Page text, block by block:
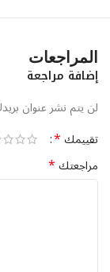
الجودة والضمان:
متابعة احترافية مجانية:
المجانية والإجابة
المنتج.
فرصة لا تعوّض:
هو شريكك الأمثل
ملاحظة:لتبديل
المراجعات
إضافة مراجعة
لن يتم نشر عنوان
تقييمك*
مراجعتك*